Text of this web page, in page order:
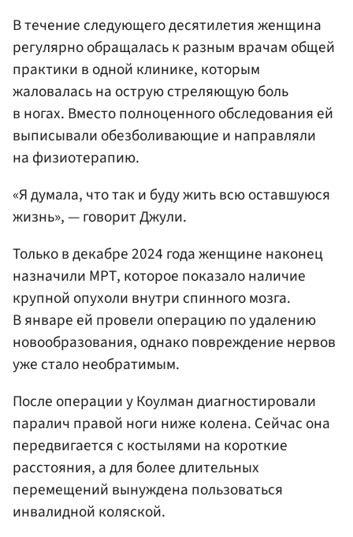
В течение следующего десятилетия женщина
регулярно обращалась к разным врачам общей
практики в одной клинике, которым
жаловалась на острую стреляющую боль
в ногах. Вместо полноценного обследования ей
выписывали обезболивающие и направляли
на физиотерапию.
«Я думала, что так и буду жить всю оставшуюся
жизнь», — говорит Джули.
Только в декабре 2024 года женщине наконец
назначили МРТ, которое показало наличие
крупной опухоли внутри спинного мозга.
В январе ей провели операцию по удалению
новообразования, однако повреждение нервов
уже стало необратимым.
После операции у Коулман диагностировали
паралич правой ноги ниже колена. Сейчас она
передвигается с костылями на короткие
расстояния, а для более длительных
перемещений вынуждена пользоваться
инвалидной коляской.